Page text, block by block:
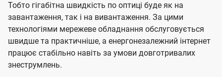
Тобто гігабітна швидкість по оптиці буде як на
завантаження, так і на вивантаження. За цими
технологіями мережеве обладнання обслуговується
швидше та практичніше, а енергонезалежний інтернет
працює стабільно навіть за умови довготривалих
знеструмлень.